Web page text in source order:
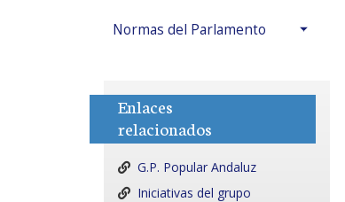
Normas del Parlamento
Enlaces
relacionados
G.P. Popular Andaluz
Iniciativas del grupo